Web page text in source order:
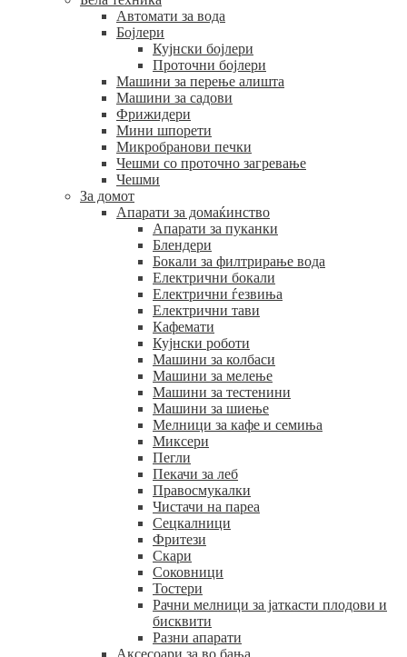
Автомати за вода
Бојлери
Кујнски бојлери
Проточни бојлери
Машини за перење алишта
Машини за садови
Фрижидери
Мини шпорети
Микробранови печки
Чешми со проточно загревање
Чешми
За домот
Апарати за домаќинство
Апарати за пуканки
Блендери
Бокали за филтрирање вода
Електрични бокали
Електрични ѓезвиња
Електрични тави
Кафемати
Кујнски роботи
Машини за колбаси
Машини за мелење
Машини за тестенини
Машини за шиење
Мелници за кафе и семиња
Миксери
Пегли
Пекачи за леб
Правосмукалки
Чистачи на пареа
Сецкалници
Фритези
Скари
Соковници
Тостери
Рачни мелници за јаткасти плодови и
бисквити
Разни апарати
Аксесоари за во бања